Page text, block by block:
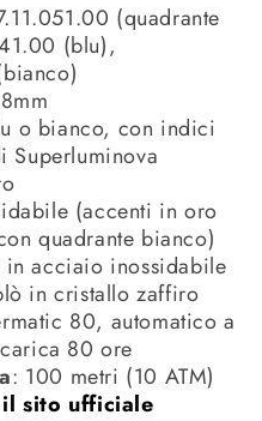
(quadrante
(blu),
o bianco, con indici
(accenti in oro
quadrante bianco)
acciaio inossidabile
in cristallo zaffiro
80, automatico a
80 ore
: 100 metri (10 ATM)
sito ufficiale